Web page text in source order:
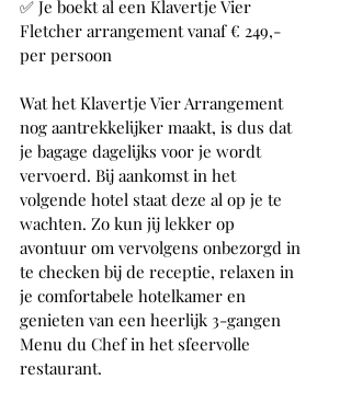
✅ Je boekt al een Klavertje Vier
Fletcher arrangement vanaf € 249,-
per persoon
Wat het Klavertje Vier Arrangement
nog aantrekkelijker maakt, is dus dat
je bagage dagelijks voor je wordt
vervoerd. Bij aankomst in het
volgende hotel staat deze al op je te
wachten. Zo kun jij lekker op
avontuur om vervolgens onbezorgd in
te checken bij de receptie, relaxen in
je comfortabele hotelkamer en
genieten van een heerlijk 3-gangen
Menu du Chef in het sfeervolle
restaurant.